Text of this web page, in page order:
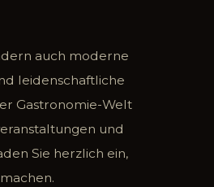
auch moderne
leidenschaftliche
Gastronomie-Welt
und
Sie herzlich ein,